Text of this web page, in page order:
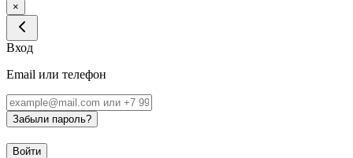
×
Вход
Email или телефон
Забыли пароль?
Войти